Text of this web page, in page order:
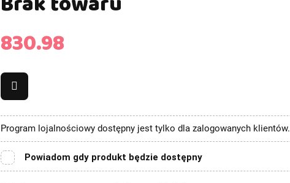
830.98
Program lojalnościowy dostępny jest tylko dla zalogowanych klientów.
Powiadom gdy produkt będzie dostępny